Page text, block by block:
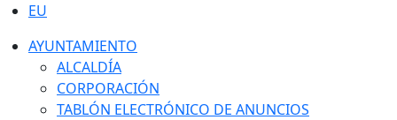
EU
AYUNTAMIENTO
ALCALDÍA
CORPORACIÓN
TABLÓN ELECTRÓNICO DE ANUNCIOS